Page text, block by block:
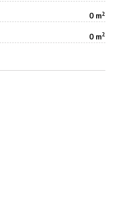
0 m2
0 m2